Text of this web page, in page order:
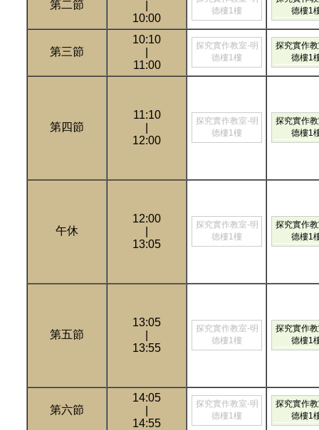
第二節
10:00
德樓1樓
德樓1
第三節
10:10
11:00
探究實作教室-明
德樓1樓
探究實作
德樓1
第四節
11:10
12:00
探究實作教室-明
德樓1樓
探究實作
德樓1
午休
12:00
13:05
探究實作教室-明
德樓1樓
探究實作
德樓1
第五節
13:05
13:55
探究實作教室-明
德樓1樓
探究實作
德樓1
第六節
14:05
14:55
探究實作教室-明
德樓1樓
探究實作
德樓1